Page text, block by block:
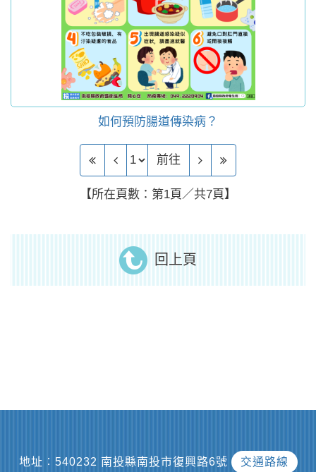
如何預防腸道傳染病？
前往頁前往
【所在頁數：第1頁／共7頁】
回上頁
地址︰540232 南投縣南投市復興路6號
交通路線